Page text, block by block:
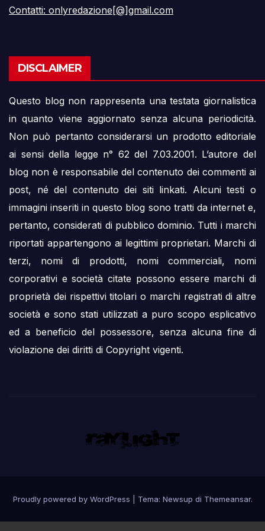
Contatti: onlyredazione[@]gmail.com
DISCLAIMER
Questo blog non rappresenta una testata giornalistica
in quanto viene aggiornato senza alcuna periodicità.
Non può pertanto considerarsi un prodotto editoriale
ai sensi della legge n° 62 del 7.03.2001. L’autore del
blog non è responsabile del contenuto dei commenti ai
post, né del contenuto dei siti linkati. Alcuni testi o
immagini inseriti in questo blog sono tratti da internet e,
pertanto, considerati di pubblico dominio. Tutti i marchi
riportati appartengono ai legittimi proprietari. Marchi di
terzi, nomi di prodotti, nomi commerciali, nomi
corporativi e società citate possono essere marchi di
proprietà dei rispettivi titolari o marchi registrati di altre
società e sono stati utilizzati a puro scopo esplicativo
ed a beneficio del possessore, senza alcuna fine di
violazione dei diritti di Copyright vigenti.
Proudly powered by WordPress Tema: Newsup di Themeansar.